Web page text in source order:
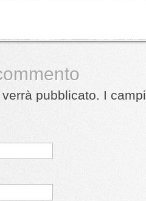
pubblicato. I